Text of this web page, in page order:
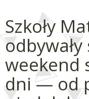
Szkoły
weekend
dni — od